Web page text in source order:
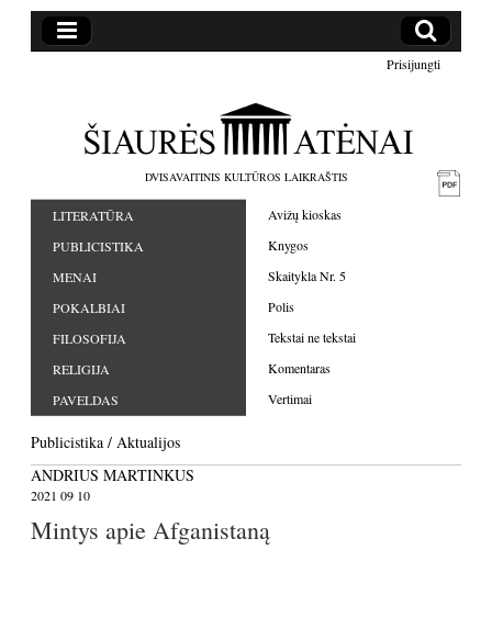
Prisijungti
DVISAVAITINIS KULTŪROS LAIKRAŠTIS
LITERATŪRA
PUBLICISTIKA
MENAI
POKALBIAI
FILOSOFIJA
RELIGIJA
PAVELDAS
Avižų kioskas
Knygos
Skaitykla Nr. 5
Polis
Tekstai ne tekstai
Komentaras
Vertimai
Publicistika / Aktualijos
ANDRIUS MARTINKUS
2021 09 10
Mintys apie Afganistaną